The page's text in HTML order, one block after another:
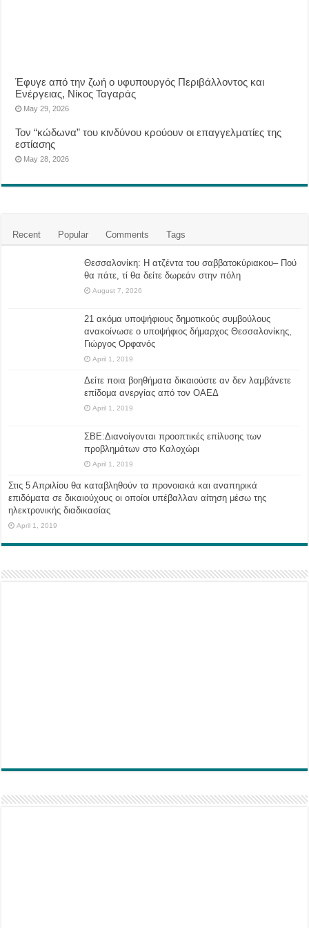
Έφυγε από την ζωή ο υφυπουργός Περιβάλλοντος και
Ενέργειας, Νίκος Ταγαράς
May 29, 2026
Τον “κώδωνα” του κινδύνου κρούουν οι επαγγελματίες της
εστίασης
May 28, 2026
Recent Popular Comments Tags
Θεσσαλονίκη: Η ατζέντα του σαββατοκύριακου– Πού
θα πάτε, τί θα δείτε δωρεάν στην πόλη
August 7, 2026
21 ακόμα υποψήφιους δημοτικούς συμβούλους
ανακοίνωσε ο υποψήφιος δήμαρχος Θεσσαλονίκης,
Γιώργος Ορφανός
April 1, 2019
Δείτε ποια βοηθήματα δικαιούστε αν δεν λαμβάνετε
επίδομα ανεργίας από τον ΟΑΕΔ
April 1, 2019
ΣΒΕ:Διανοίγονται προοπτικές επίλυσης των
προβλημάτων στο Καλοχώρι
April 1, 2019
Στις 5 Απριλίου θα καταβληθούν τα προνοιακά και αναπηρικά
επιδόματα σε δικαιούχους οι οποίοι υπέβαλλαν αίτηση μέσω της
ηλεκτρονικής διαδικασίας
April 1, 2019